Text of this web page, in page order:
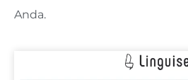
Anda.